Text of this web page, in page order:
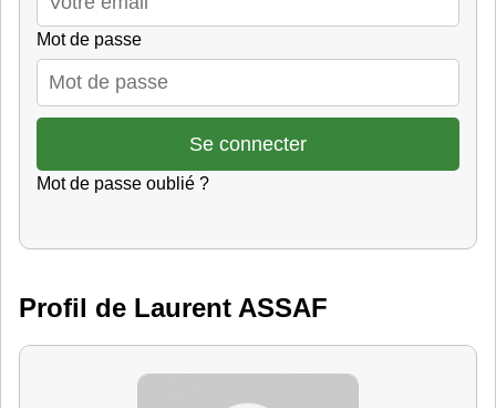
Mot de passe
Mot de passe oublié ?
Profil de Laurent ASSAF